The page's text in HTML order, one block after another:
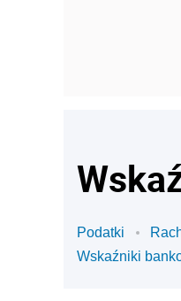
Podatki
Wskaźniki